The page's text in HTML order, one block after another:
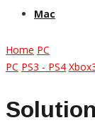
Mac
Home PC
PC PS3 - PS4